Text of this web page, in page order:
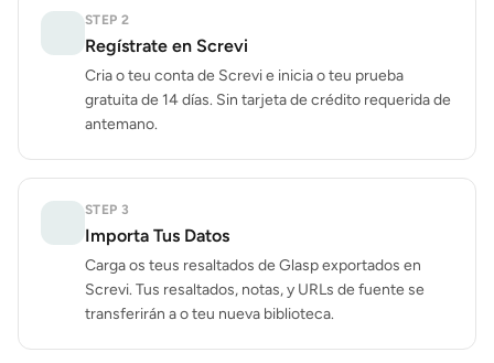
STEP 2
Regístrate en Screvi
Cria o teu conta de Screvi e inicia o teu prueba
gratuita de 14 días. Sin tarjeta de crédito requerida de
antemano.
STEP 3
Importa Tus Datos
Carga os teus resaltados de Glasp exportados en
Screvi. Tus resaltados, notas, y URLs de fuente se
transferirán a o teu nueva biblioteca.